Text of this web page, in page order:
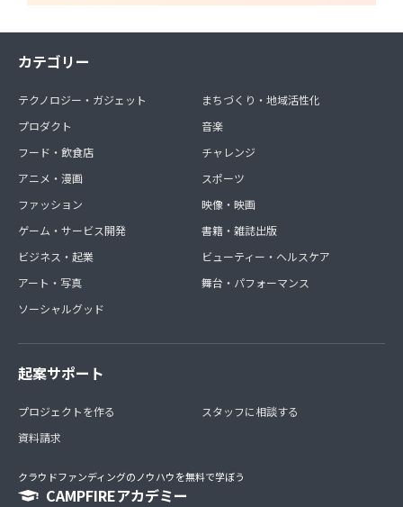
カテゴリー
テクノロジー・ガジェット
プロダクト
フード・飲食店
アニメ・漫画
ファッション
ゲーム・サービス開発
ビジネス・起業
アート・写真
ソーシャルグッド
まちづくり・地域活性化
音楽
チャレンジ
スポーツ
映像・映画
書籍・雑誌出版
ビューティー・ヘルスケア
舞台・パフォーマンス
起案サポート
プロジェクトを作る
資料請求
スタッフに相談する
クラウドファンディングのノウハウを無料で学ぼう
CAMPFIREアカデミー